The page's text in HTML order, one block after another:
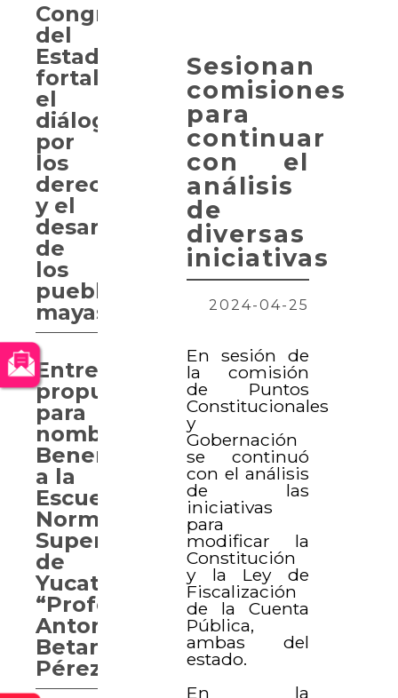
Sesionan
comisiones
para
continuar
con el
análisis
de
diversas
iniciativas
2024-04-25
En sesión de
la comisión
de Puntos
Constitucionales
y
Gobernación
se continuó
con el análisis
de las
iniciativas
para
modificar la
Constitución
y la Ley de
Fiscalización
de la Cuenta
Pública,
ambas del
estado.
En la
Congreso
del
Estado
fortalece
el
diálogo
por
los
derechos
y el
desarrollo
de
los
pueblos
mayas
Entregan
propuesta
para
nombrar
Benemérita
a la
Escuela
Normal
Superior
de
Yucatán
“Profesor
Antonio
Betancourt
Pérez”